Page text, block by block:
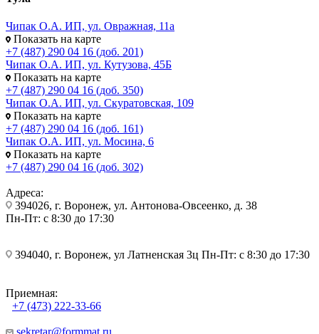
Чипак О.А. ИП, ул. Овражная, 11а
Показать на карте
+7 (487) 290 04 16 (доб. 201)
Чипак О.А. ИП, ул. Кутузова, 45Б
Показать на карте
+7 (487) 290 04 16 (доб. 350)
Чипак О.А. ИП, ул. Скуратовская, 109
Показать на карте
+7 (487) 290 04 16 (доб. 161)
Чипак О.А. ИП, ул. Мосина, 6
Показать на карте
+7 (487) 290 04 16 (доб. 302)
Адреса:
394026, г. Воронеж, ул. Антонова-Овсеенко, д. 38
Пн-Пт: с 8:30 до 17:30
394040, г. Воронеж, ул Латненская 3ц Пн-Пт: с 8:30 до 17:30
Приемная:
+7 (473) 222-33-66